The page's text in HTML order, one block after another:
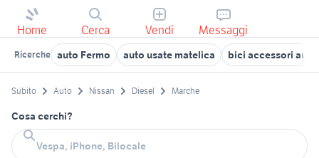
Home Cerca Vendi Messaggi
Ricerche auto Fermo auto usate matelica bici accessori auto
Subito Auto Nissan Diesel Marche
Cosa cerchi?